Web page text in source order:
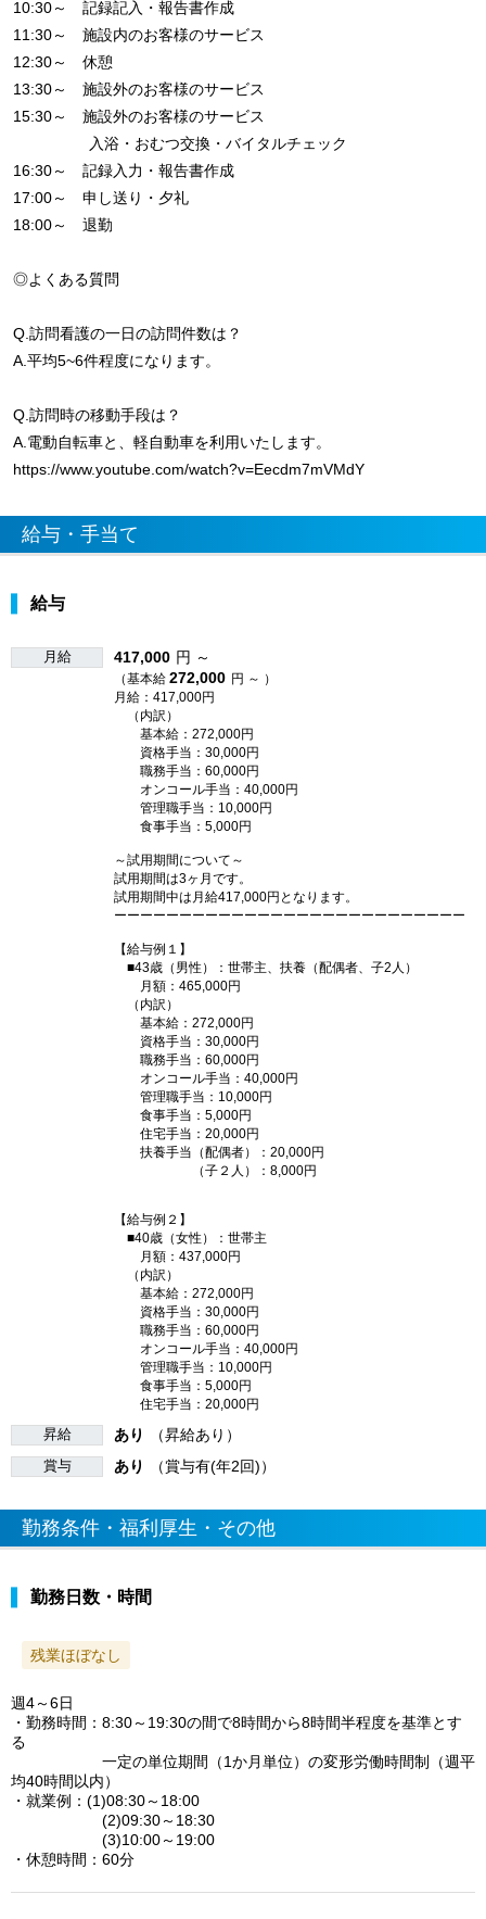
10:30～ 記録記入・報告書作成
11:30～ 施設内のお客様のサービス
12:30～ 休憩
13:30～ 施設外のお客様のサービス
15:30～ 施設外のお客様のサービス
入浴・おむつ交換・バイタルチェック
16:30～ 記録入力・報告書作成
17:00～ 申し送り・夕礼
18:00～ 退勤
◎よくある質問
Q.訪問看護の一日の訪問件数は？
A.平均5~6件程度になります。
Q.訪問時の移動手段は？
A.電動自転車と、軽自動車を利用いたします。
https://www.youtube.com/watch?v=Eecdm7mVMdY
給与・手当て
給与
月給 417,000 円 ～
（基本給 272,000 円 ～ ）
月給：417,000円
（内訳）
基本給：272,000円
資格手当：30,000円
職務手当：60,000円
オンコール手当：40,000円
管理職手当：10,000円
食事手当：5,000円
～試用期間について～
試用期間は3ヶ月です。
試用期間中は月給417,000円となります。
ーーーーーーーーーーーーーーーーーーーーーーーーーーー
【給与例１】
■43歳（男性）：世帯主、扶養（配偶者、子2人）
月額：465,000円
（内訳）
基本給：272,000円
資格手当：30,000円
職務手当：60,000円
オンコール手当：40,000円
管理職手当：10,000円
食事手当：5,000円
住宅手当：20,000円
扶養手当（配偶者）：20,000円
（子２人）：8,000円
【給与例２】
■40歳（女性）：世帯主
月額：437,000円
（内訳）
基本給：272,000円
資格手当：30,000円
職務手当：60,000円
オンコール手当：40,000円
管理職手当：10,000円
食事手当：5,000円
住宅手当：20,000円
昇給 あり （昇給あり）
賞与 あり （賞与有(年2回)）
勤務条件・福利厚生・その他
勤務日数・時間
残業ほぼなし
週4～6日
・勤務時間：8:30～19:30の間で8時間から8時間半程度を基準とす
る
一定の単位期間（1か月単位）の変形労働時間制（週平
均40時間以内）
・就業例：(1)08:30～18:00
(2)09:30～18:30
(3)10:00～19:00
・休憩時間：60分